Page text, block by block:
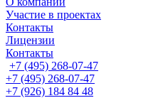
Участие в проектах
Контакты
Лицензии
Контакты
+7 (495) 268-07-47
+7 (495) 268-07-47
+7 (926) 184 84 48